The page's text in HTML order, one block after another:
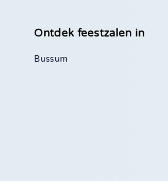
Ontdek feestzalen in
Bussum